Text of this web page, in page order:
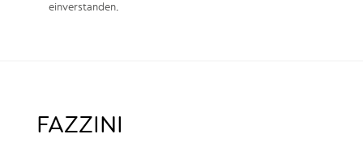
einverstanden.
FAZZINI